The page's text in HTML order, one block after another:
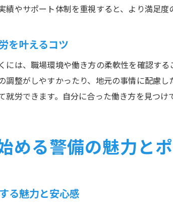
警備現場
高山村で警備に
高山村で
自然豊か
警備職で地
績やサポート体制を重視すると、より満足度
を叶えるコツ
には、職場環境や働き方の柔軟性を確認す
調整がしやすかったり、地元の事情に配慮
就労できます。自分に合った働き方を見つけ
める警備の魅力と
る魅力と安心感